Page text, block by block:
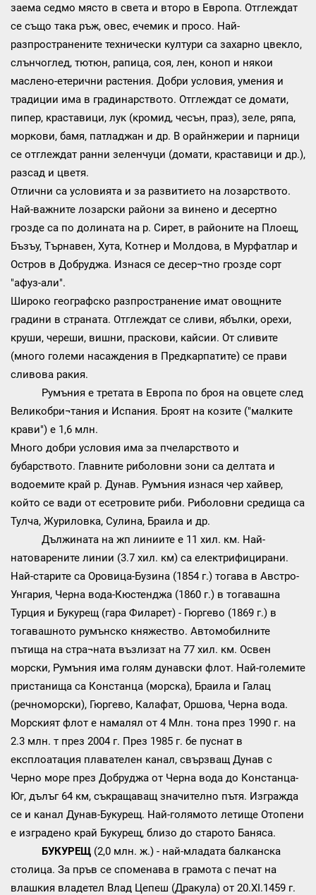
заема седмо място в света и второ в Европа. Отглеждат
се също така ръж, овес, ечемик и просо. Най-
разпространените технически култури са захарно цвекло,
слънчоглед, тютюн, рапица, соя, лен, коноп и някои
маслено-етерични растения. Добри условия, умения и
традиции има в градинарството. Отглеждат се домати,
пипер, краставици, лук (кромид, чесън, праз), зеле, ряпа,
моркови, бамя, патладжан и др. В орайнжерии и парници
се отглеждат ранни зеленчуци (домати, краставици и др.),
разсад и цветя.
Отлични са условията и за развитието на лозарството.
Най-важните лозарски райони за винено и десертно
грозде са по долината на р. Сирет, в районите на Плоещ,
Бъзъу, Търнавен, Хута, Котнер и Молдова, в Мурфатлар и
Остров в Добруджа. Изнася се десер¬тно грозде сорт
"афуз-али".
Широко географско разпространение имат овощните
градини в страната. Отглеждат се сливи, ябълки, орехи,
круши, череши, вишни, праскови, кайсии. От сливите
(много големи насаждения в Предкарпатите) се прави
сливова ракия.
Румъния е третата в Европа по броя на овцете след
Великобри¬тания и Испания. Броят на козите ("малките
крави") е 1,6 млн.
Много добри условия има за пчеларството и
бубарството. Главните риболовни зони са делтата и
водоемите край р. Дунав. Румъния изнася чер хайвер,
който се вади от есетровите риби. Риболовни средища са
Тулча, Журиловка, Сулина, Браила и др.
Дължината на жп линиите е 11 хил. км. Най-
натоварените линии (3.7 хил. км) са електрифицирани.
Най-старите са Оровица-Бузина (1854 г.) тогава в Австро-
Унгария, Черна вода-Кюстенджа (1860 г.) в тогавашна
Турция и Букурещ (гара Филарет) - Гюргево (1869 г.) в
тогавашното румънско княжество. Автомобилните
пътища на стра¬ната възлизат на 77 хил. км. Освен
морски, Румъния има голям дунавски флот. Най-големите
пристанища са Констанца (морска), Браила и Галац
(речноморски), Гюргево, Калафат, Оршова, Черна вода.
Морският флот е намалял от 4 Млн. тона през 1990 г. на
2.3 млн. т през 2004 г. През 1985 г. бе пуснат в
експлоатация плавателен канал, свързващ Дунав с
Черно море през Добруджа от Черна вода до Констанца-
Юг, дълъг 64 км, съкращаващ значително пътя. Изгражда
се и канал Дунав-Букурещ. Най-голямото летище Отопени
е изградено край Букурещ, близо до старото Баняса.
БУКУРЕЩ (2,0 млн. ж.) - най-младата балканска
столица. За пръв се споменава в грамота с печат на
влашкия владетел Влад Цепеш (Дракула) от 20.ХI.1459 г.